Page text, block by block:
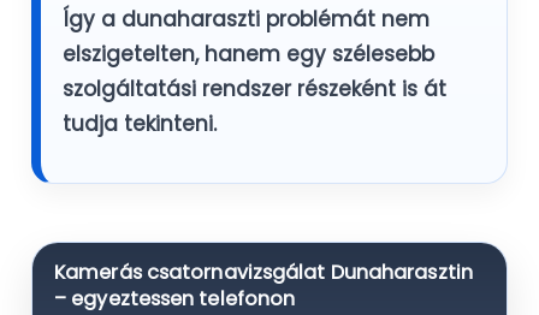
Így a dunaharaszti problémát nem
elszigetelten, hanem egy szélesebb
szolgáltatási rendszer részeként is át
tudja tekinteni.
Kamerás csatornavizsgálat Dunaharasztin
– egyeztessen telefonon